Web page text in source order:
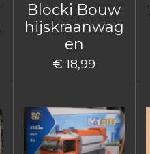
Blocki Bouw
hijskraanwag
en
€ 18,99